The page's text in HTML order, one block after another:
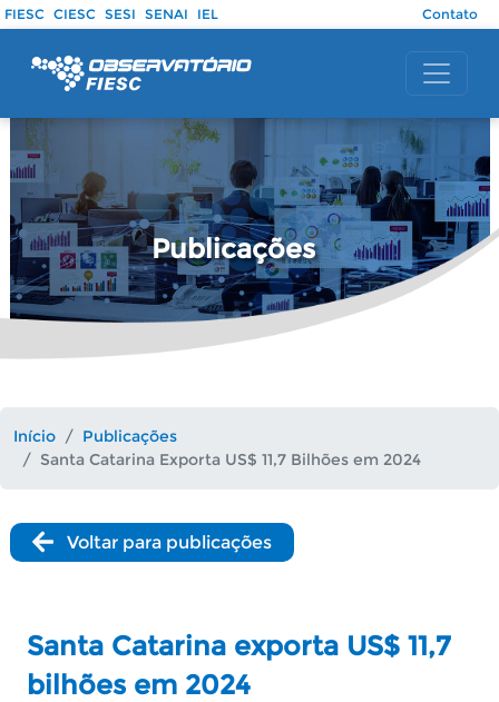
Pular para o conteúdo principal
FIESC CIESC SESI SENAI IEL Contato
Publicações
Início
Publicações
Santa Catarina Exporta US$ 11,7 Bilhões em 2024
Voltar para publicações
Santa Catarina exporta US$ 11,7
bilhões em 2024